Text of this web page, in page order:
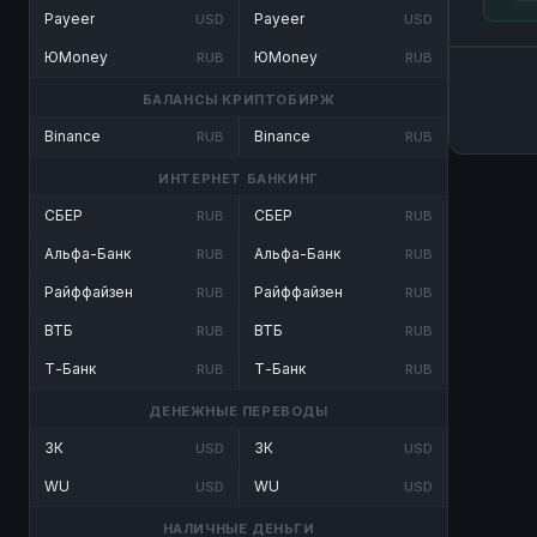
Payeer USD
ЮMoney RUB
Payeer USD
ЮMoney RUB
БАЛАНСЫ КРИПТОБИРЖ
Binance RUB Binance RUB
ИНТЕРНЕТ БАНКИНГ
СБЕР RUB
Альфа-Банк RUB
Райффайзен RUB
ВТБ RUB
Т-Банк RUB
СБЕР RUB
Альфа-Банк RUB
Райффайзен RUB
ВТБ RUB
Т-Банк RUB
ДЕНЕЖНЫЕ ПЕРЕВОДЫ
ЗК USD
WU USD
ЗК USD
WU USD
НАЛИЧНЫЕ ДЕНЬГИ